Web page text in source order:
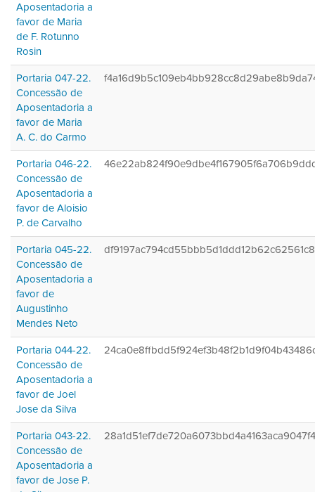
Aposentadoria a
favor de Maria
de F. Rotunno
Rosin
Portaria 047-22.
Concessão de
Aposentadoria a
favor de Maria
A. C. do Carmo
Portaria 046-22.
Concessão de
Aposentadoria a
favor de Aloisio
P. de Carvalho
Portaria 045-22.
Concessão de
Aposentadoria a
favor de
Augustinho
Mendes Neto
Portaria 044-22.
Concessão de
Aposentadoria a
favor de Joel
Jose da Silva
Portaria 043-22.
Concessão de
Aposentadoria a
favor de Jose P.